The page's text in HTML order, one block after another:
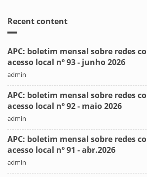
Recent content
APC: boletim mensal sobre redes
acesso local nº 93 - junho 2026
admin
APC: boletim mensal sobre redes
acesso local nº 92 - maio 2026
admin
APC: boletim mensal sobre redes
acesso local nº 91 - abr.2026
admin